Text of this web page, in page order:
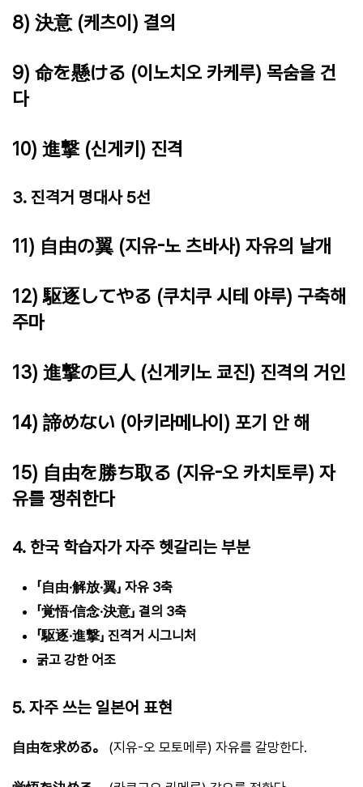
8) 決意 (케츠이) 결의
9) 命を懸ける (이노치오 카케루) 목숨을 건
다
10) 進撃 (신게키) 진격
3. 진격거 명대사 5선
11) 自由の翼 (지유-노 츠바사) 자유의 날개
12) 駆逐してやる (쿠치쿠 시테 야루) 구축해
주마
13) 進撃の巨人 (신게키노 쿄진) 진격의 거인
14) 諦めない (아키라메나이) 포기 안 해
15) 自由を勝ち取る (지유-오 카치토루) 자
유를 쟁취한다
4. 한국 학습자가 자주 헷갈리는 부분
「自由·解放·翼」 자유 3축
「覚悟·信念·決意」 결의 3축
「駆逐·進撃」 진격거 시그니처
굵고 강한 어조
5. 자주 쓰는 일본어 표현
自由を求める。 (지유-오 모토메루) 자유를 갈망한다.